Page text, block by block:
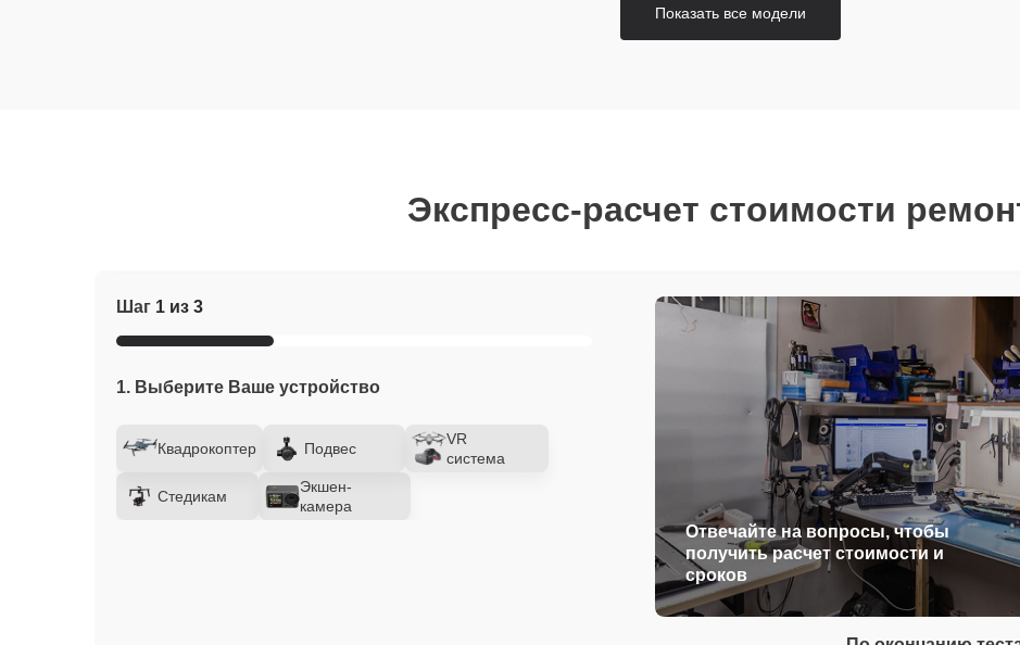
Показать все модели
Экспресс-расчет стоимости
Шаг 1 из 3
1. Выберите Ваше устройство
Квадрокоптер Подвес
VR
система
Стедикам
Экшен-
камера
Отвечайте на вопросы, чтобы
получить расчет стоимости и
сроков